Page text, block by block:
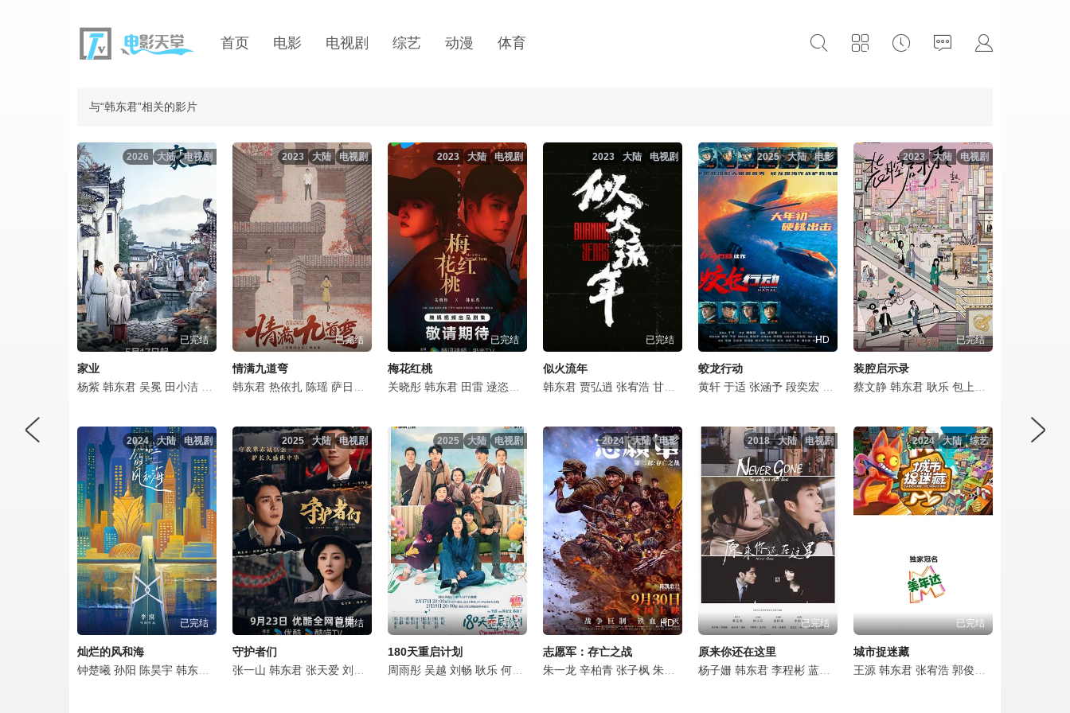
首页 电影 电视剧 综艺 动漫 体育
与“韩东君”相关的影片
电视剧
大陆
2026
已完结
家业
杨紫 韩东君 吴冕 田小洁 徐百慧 王梓豪 谢心 李泓良 杨斯 富大龙 曹磊 李洪涛 黄曼 张喜前 李宝安 朱辉 刘涛 刘凯 红花 周知 李春嫒 王婉娟 王玉宁 李煜 付嘉 王文绮 洪洋 张渟渟 许之糯
电视剧
大陆
2023
已完结
情满九道弯
韩东君 热依扎 陈瑶 萨日娜 种丹妮 毕彦君 罗京民 鲍晓
电视剧
大陆
2023
已完结
梅花红桃
关晓彤 韩东君 田雷 逯恣祯 蒋毅 王秀竹 刘海宽 谭凯 张萌 赵奕欢 赵华为
电视剧
大陆
2023
已完结
似火流年
韩东君 贾弘逍 张宥浩 甘昀宸 马藜 刘洋 张耀宇 吴晓亮 谢园 刘佩琦 杜志国 杜旭东 姚橹
电影
大陆
2025
HD
蛟龙行动
黄轩 于适 张涵予 段奕宏 王俊凯 杜江 李晨 王彦霖 蒋璐霞
电视剧
大陆
2023
已完结
装腔启示录
蔡文静 韩东君 耿乐 包上恩
电视剧
大陆
2024
已完结
灿烂的风和海
钟楚曦 孙阳 陈昊宇 韩东君 耿乐 倪虹洁 李施嬅 诺亚 李治廷 孙伊涵 高瀚宇 郑希怡 代云帆 佟晨洁 姚有虞 王心妤 方中信 李若彤 汤镇业 曲哲明 张可盈
电视剧
大陆
2025
已完结
守护者们
张一山 韩东君 张天爱 刘欢 鲍大志 焦刚 田昊 王建国 汪汐潮 朱刚日尧 范诗然 王姿允 贺镪 马跃 黄蓉 赵子琪
电视剧
大陆
2025
已完结
180天重启计划
周雨彤 吴越 刘畅 耿乐 何洛洛 陈明昊 朱茵 韩东君 沈梦辰 邬立朋 韩陌
电影
大陆
2024
HD
志愿军：存亡之战
朱一龙 辛柏青 张子枫 朱亚文 陈飞宇 王砚辉 肖央 吴京 张宥浩 欧豪 韩东君 郭晓东 李卓阳
电视剧
大陆
2018
已完结
原来你还在这里
杨子姗 韩东君 李程彬 蓝盈莹 苏青 檀健次 李兰迪 胡先煦
综艺
大陆
2024
已完结
城市捉迷藏
王源 韩东君 张宥浩 郭俊辰